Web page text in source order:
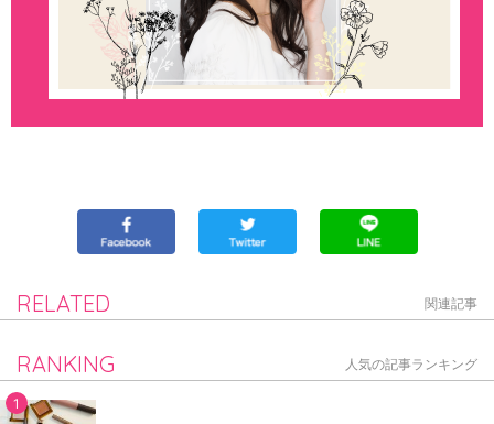
RELATED 関連記事
RANKING 人気の記事ランキング